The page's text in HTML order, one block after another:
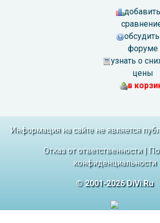
форуме
узнать о
цены
в
Информация на сайте не является
Отказ от ответственности|
конфиденциальности
© 2001-2026 DiVi.Ru